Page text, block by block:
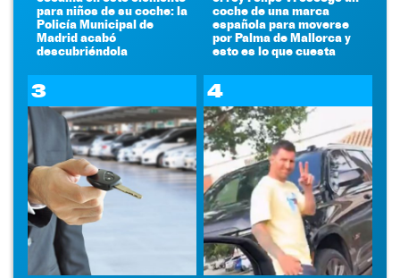
para niños de su coche: la
Policía Municipal de
Madrid acabó
descubriéndola
coche de una marca
española para moverse
por Palma de Mallorca y
esto es lo que cuesta
3 4